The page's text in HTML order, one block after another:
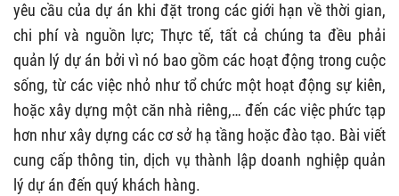
yêu cầu của dự án khi đặt trong các giới hạn về thời gian,
chi phí và nguồn lực; Thực tế, tất cả chúng ta đều phải
quản lý dự án bởi vì nó bao gồm các hoạt động trong cuộc
sống, từ các việc nhỏ như tổ chức một hoạt động sự kiên,
hoặc xây dựng một căn nhà riêng,… đến các việc phức tạp
hơn như xây dựng các cơ sở hạ tầng hoặc đào tạo. Bài viết
cung cấp thông tin, dịch vụ thành lập doanh nghiệp quản
lý dự án đến quý khách hàng.